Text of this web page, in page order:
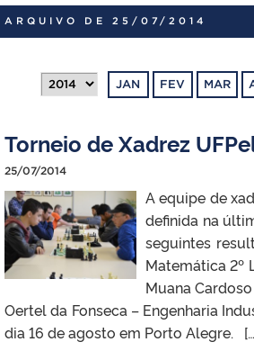
ARQUIVO DE 25/07/2014
JAN FEV MAR
Torneio de Xadrez
25/07/2014
A equipe de
definida na
seguintes
Matemática 2º
Muana
Oertel da Fonseca – Engenharia
dia 16 de agosto em Porto Alegre.